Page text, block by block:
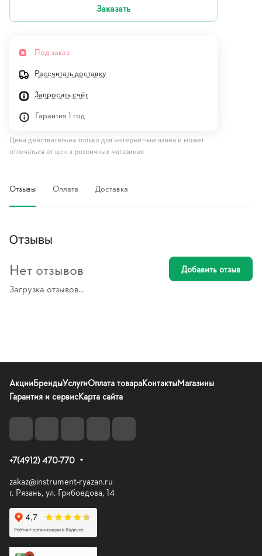
Заказать
Под заказ
Рассчитать доставку
Запросить счёт
Гарантия 1 год
Цена действительна только для интернет-магазина и может
отличаться от цен в розничных магазинах
Отзывы Оплата Доставка
Отзывы
Загрузка отзывов...
Нет отзывов Добавить отзыв
АкцииБрендыУслугиОплата товараКонтактыМагазины
Гарантия и сервисКарта сайта
+7(4912) 470-770
zakaz@instrument-ryazan.ru
г. Рязань, ул. Грибоедова, 14